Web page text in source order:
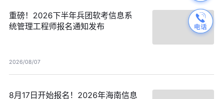
重磅！2026下半年兵团软考信息系
统管理工程师报名通知发布
2026/08/07
8月17日开始报名！2026年海南信息